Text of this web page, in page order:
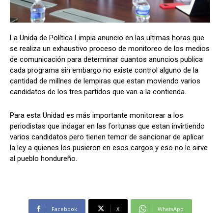
Comparta
WhatsApp
Síganos
Comparta
WhatsApp
Síganos
La Unida de Política Limpia anuncio en las ultimas horas que
se realiza un exhaustivo proceso de monitoreo de los medios
de comunicación para determinar cuantos anuncios publica
cada programa sin embargo no existe control alguno de la
cantidad de millnes de lempiras que estan moviendo varios
candidatos de los tres partidos que van a la contienda.
Para esta Unidad es más importante monitorear a los
periodistas que indagar en las fortunas que estan invirtiendo
varios candidatos pero tienen temor de sancionar de aplicar
la ley a quienes los pusieron en esos cargos y eso no le sirve
al pueblo hondureño.
Facebook X WhatsApp